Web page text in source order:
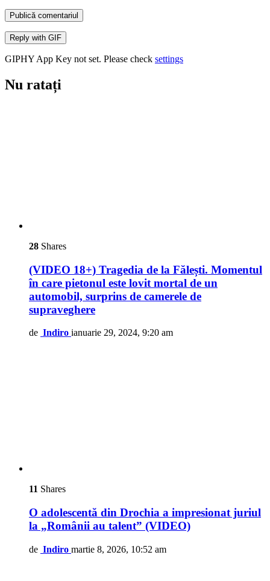
Publică comentariul
Reply with GIF
GIPHY App Key not set. Please check settings
Nu ratați
28 Shares
(VIDEO 18+) Tragedia de la Fălești. Momentul
în care pietonul este lovit mortal de un
automobil, surprins de camerele de
supraveghere
de Indiro ianuarie 29, 2024, 9:20 am
11 Shares
O adolescentă din Drochia a impresionat juriul
la „Românii au talent” (VIDEO)
de Indiro martie 8, 2026, 10:52 am